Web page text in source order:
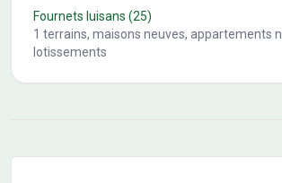
Fournets luisans (25)
1 terrains, maisons neuves, appartements
lotissements